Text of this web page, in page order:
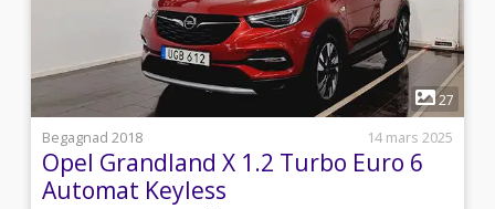
1
27
Begagnad 2018
14 mars 2025
Opel Grandland X 1.2 Turbo Euro 6
Automat Keyless